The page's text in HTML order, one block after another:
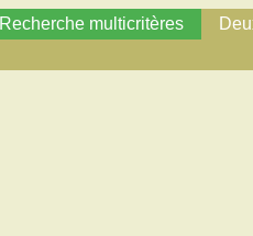
Recherche multicritères